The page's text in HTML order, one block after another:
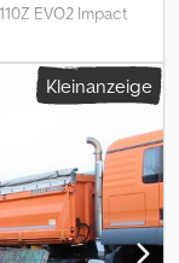
EVO2 Impact
Kleemann
sale at BIG
in 2018, this
for efficient
with reliable
kg, this crusher
MR110Z
• Hours:
Kleinanzeige